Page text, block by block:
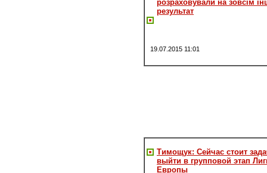
розраховували на зовсім
результат
19.07.2015 11:01
Тимощук: Сейчас стоит
выйти в групповой этап
Европы